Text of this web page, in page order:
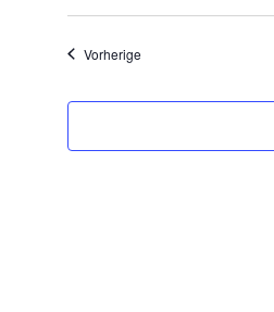
VorherigeVeranstaltungen